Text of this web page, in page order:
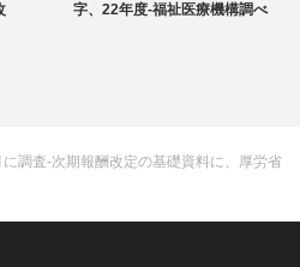
字、22年度-福祉医療機構調べ
調査-次期報酬改定の基礎資料に、厚労省